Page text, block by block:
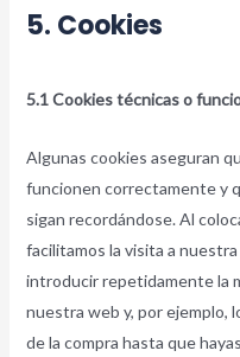
5. Cookies
5.1 Cookies técnicas o
Algunas cookies aseguran
funcionen correctamente y
sigan recordándose. Al
facilitamos la visita a
introducir repetidamente la
nuestra web y, por ejemplo,
de la compra hasta que